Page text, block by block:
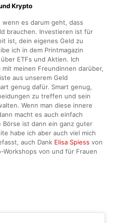
Krypto
es darum geht, dass
brauchen. Investieren ist für
ist, dein eigenes Geld zu
ich in dem Printmagazin
ETFs und Aktien. Ich
meinen Freundinnen darüber,
aus unserem Geld
genug dafür. Smart genug,
zu treffen und sein
Wenn man diese innere
macht es auch einfach
Börse ist dann ein ganz guter
habe ich aber auch viel mich
auch Dank Elisa Spiess von
Workshops von und für Frauen